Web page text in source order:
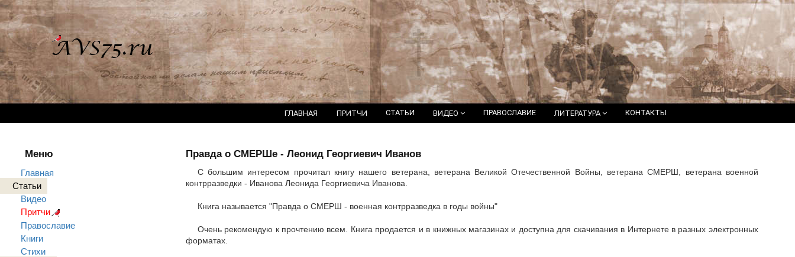
ГЛАВНАЯ ПРИТЧИ СТАТЬИ ВИДЕО ПРАВОСЛАВИЕ ЛИТЕРАТУРА КОНТАКТЫ
Меню
Главная
Статьи
Видео
Притчи
Православие
Книги
Стихи
Правда о СМЕРШе - Леонид Георгиевич Иванов
С большим интересом прочитал книгу нашего ветерана, ветерана Великой Отечественной Войны, ветерана СМЕРШ, ветерана военной
контрразведки - Иванова Леонида Георгиевича Иванова.
Книга называется "Правда о СМЕРШ - военная контрразведка в годы войны"
Очень рекомендую к прочтению всем. Книга продается и в книжных магазинах и доступна для скачивания в Интернете в разных электронных
форматах.